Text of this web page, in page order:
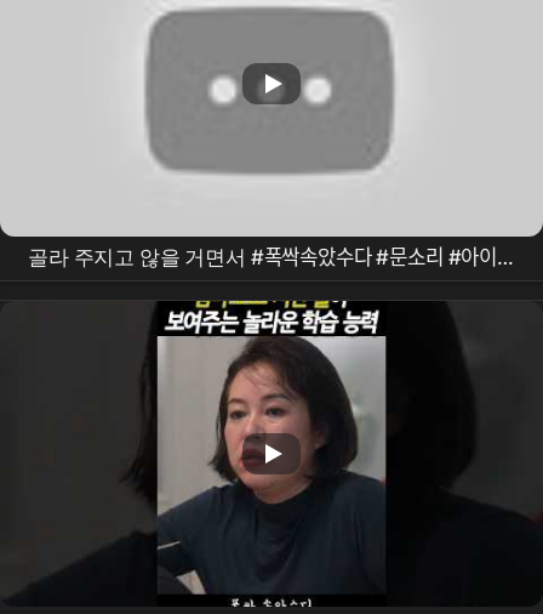
골라 주지고 않을 거면서 #폭싹속았수다 #문소리 #아이유
#강명주